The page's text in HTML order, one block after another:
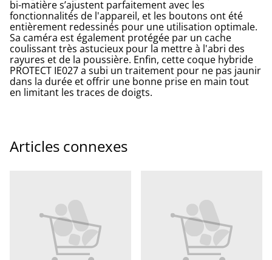
bi-matière s’ajustent parfaitement avec les
fonctionnalités de l'appareil, et les boutons ont été
entièrement redessinés pour une utilisation optimale.
Sa caméra est également protégée par un cache
coulissant très astucieux pour la mettre à l'abri des
rayures et de la poussière. Enfin, cette coque hybride
PROTECT IE027 a subi un traitement pour ne pas jaunir
dans la durée et offrir une bonne prise en main tout
en limitant les traces de doigts.
Articles connexes